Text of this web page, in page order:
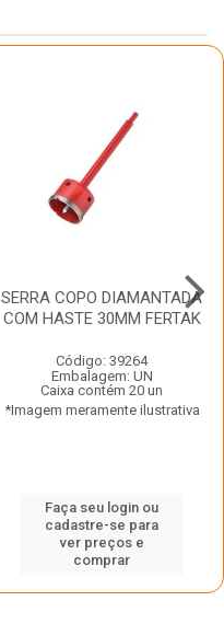
SERRA COPO DIAMANTADA
COM HASTE 30MM FERTAK
Código: 39264
Embalagem: UN
Caixa contém 20 un
*Imagem meramente ilustrativa
Faça seu login ou
cadastre-se para
ver preços e
comprar